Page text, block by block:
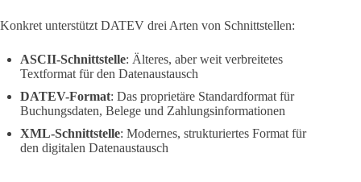
Konkret unterstützt DATEV drei Arten von Schnittstellen:
ASCII-Schnittstelle: Älteres, aber weit verbreitetes
Textformat für den Datenaustausch
DATEV-Format: Das proprietäre Standardformat für
Buchungsdaten, Belege und Zahlungsinformationen
XML-Schnittstelle: Modernes, strukturiertes Format für
den digitalen Datenaustausch